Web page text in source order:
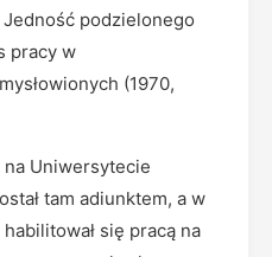
podzielonego
pracy w
(1970,
na Uniwersytecie
tam adiunktem, a w
się pracą na